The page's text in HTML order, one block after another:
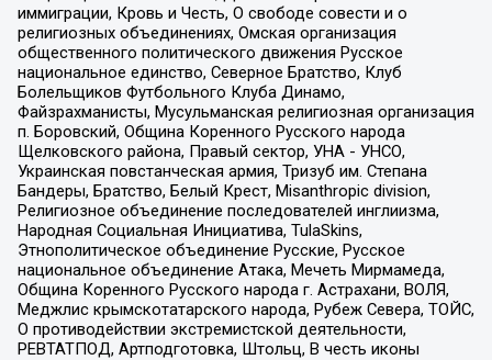
иммиграции, Кровь и Честь, О свободе совести и о
религиозных объединениях, Омская организация
общественного политического движения Русское
национальное единство, Северное Братство, Клуб
Болельщиков Футбольного Клуба Динамо,
Файзрахманисты, Мусульманская религиозная организация
п. Боровский, Община Коренного Русского народа
Щелковского района, Правый сектор, УНА - УНСО,
Украинская повстанческая армия, Тризуб им. Степана
Бандеры, Братство, Белый Крест, Misanthropic division,
Религиозное объединение последователей инглиизма,
Народная Социальная Инициатива, TulaSkins,
Этнополитическое объединение Русские, Русское
национальное объединение Атака, Мечеть Мирмамеда,
Община Коренного Русского народа г. Астрахани, ВОЛЯ,
Меджлис крымскотатарского народа, Рубеж Севера, ТОЙС,
О противодействии экстремистской деятельности,
РЕВТАТПОД, Артподготовка, Штольц, В честь иконы